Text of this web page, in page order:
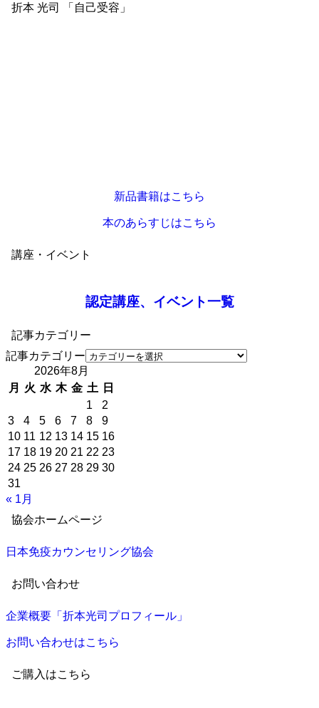
折本 光司 「自己受容」
新品書籍はこちら
本のあらすじはこちら
講座・イベント
認定講座、イベント一覧
記事カテゴリー
記事カテゴリー
2026年8月
月
火 水 木 金 土
日
1
2
3
4 5 6 7 8
9
10 11 12 13 14 15 16
17 18 19 20 21 22 23
24 25 26 27 28 29 30
31
« 1月
協会ホームページ
日本免疫カウンセリング協会
お問い合わせ
企業概要「折本光司プロフィール」
お問い合わせはこちら
ご購入はこちら